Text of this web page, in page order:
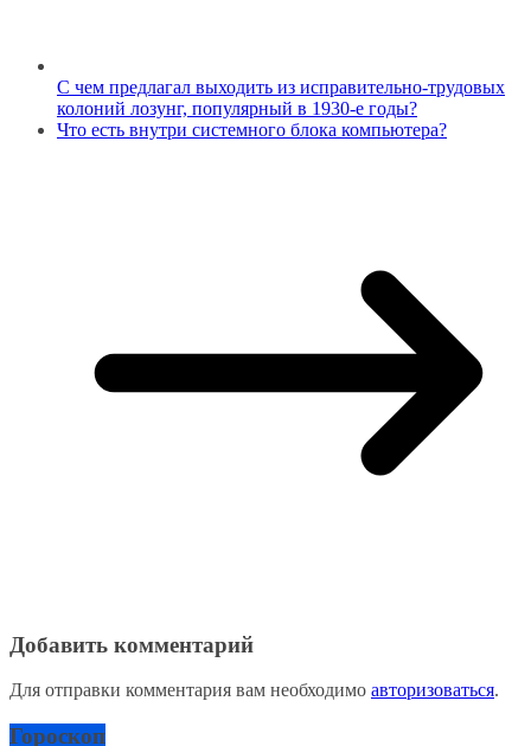
С чем предлагал выходить из исправительно-трудовых
колоний лозунг, популярный в 1930-е годы?
Что есть внутри системного блока компьютера?
Добавить комментарий
Для отправки комментария вам необходимо авторизоваться.
Гороскоп